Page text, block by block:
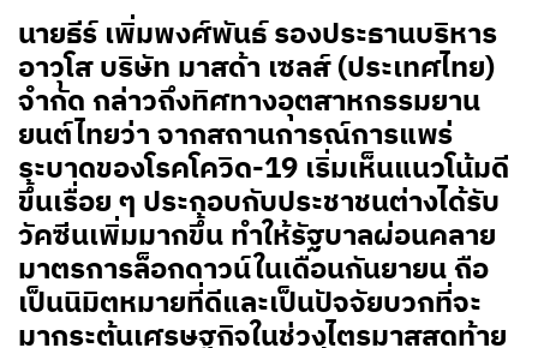
นายธีร์ เพิ่มพงศ์พันธ์ รองประธานบริหาร
อาวุโส บริษัท มาสด้า เซลส์ (ประเทศไทย)
จำกัด กล่าวถึงทิศทางอุตสาหกรรมยาน
ยนต์ไทยว่า จากสถานการณ์การแพร่
ระบาดของโรคโควิด-19 เริ่มเห็นแนวโน้มดี
ขึ้นเรื่อย ๆ ประกอบกับประชาชนต่างได้รับ
วัคซีนเพิ่มมากขึ้น ทำให้รัฐบาลผ่อนคลาย
มาตรการล็อกดาวน์ในเดือนกันยายน ถือ
เป็นนิมิตหมายที่ดีและเป็นปัจจัยบวกที่จะ
มากระตุ้นเศรษฐกิจในช่วงไตรมาสสุดท้าย